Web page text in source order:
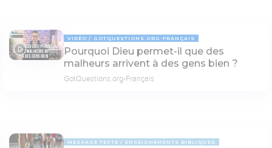
03:33
VIDÉO GOTQUESTIONS.ORG-FRANÇAIS
Pourquoi Dieu permet-il que des
malheurs arrivent à des gens bien ?
GotQuestions.org-Français
MESSAGE TEXTE ENSEIGNEMENTS BIBLIQUES